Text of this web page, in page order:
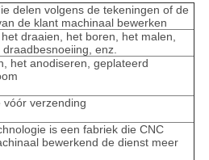
delen volgens de tekeningen of de
de klant machinaal bewerken
draaien, het boren, het malen,
enz.
het anodiseren, geplateerd
vóór verzending
is een fabriek die CNC
bewerkend de dienst meer